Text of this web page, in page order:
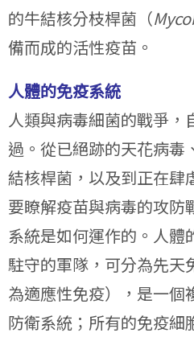
的牛結核分枝桿菌（
備而成的活性疫苗。
人體的免疫系統
人類與病毒細菌的戰爭，
過。從已絕跡的天花病毒
結核桿菌，以及到正在肆
要瞭解疫苗與病毒的攻防
系統是如何運作的。人體
駐守的軍隊，可分為先天
為適應性免疫），是一個
防衛系統；所有的免疫細